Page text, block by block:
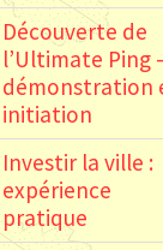
Découverte de
l’Ultimate Ping
démonstration
initiation
Investir la ville :
expérience
pratique